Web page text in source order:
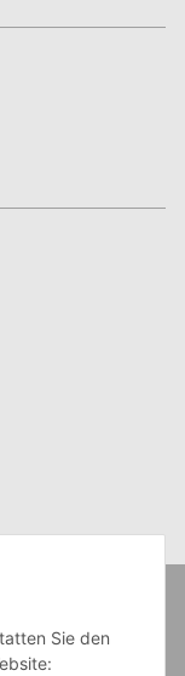
Sie den